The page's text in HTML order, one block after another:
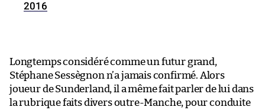
2016
Longtemps considéré comme un futur grand,
Stéphane Sessègnon n’a jamais confirmé. Alors
joueur de Sunderland, il a même fait parler de lui dans
la rubrique faits divers outre-Manche, pour conduite